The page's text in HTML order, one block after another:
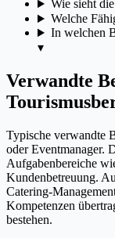
Wie sieht
Welche
In welchen
▾
Verwandte
Typische verwandte
oder Eventmanager.
Aufgabenbereiche
Kundenbetreuung.
Catering-
Kompetenzen
bestehen.